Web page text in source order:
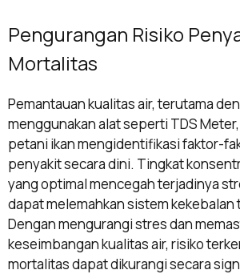
Pengurangan Risiko
Mortalitas
Pemantauan kualitas air, terutama
menggunakan alat seperti TDS
petani ikan mengidentifikasi faktor-
penyakit secara dini. Tingkat
yang optimal mencegah terjadinya
dapat melemahkan sistem kekebalan
Dengan mengurangi stres dan
keseimbangan kualitas air, risiko
mortalitas dapat dikurangi secara